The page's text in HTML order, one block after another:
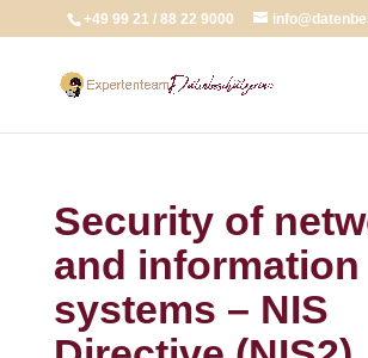
+49 99 21 / 88 22 9000
Security of
and information
systems – NIS